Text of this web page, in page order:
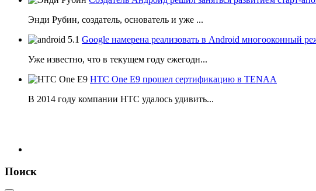
Энди Рубин, создатель, основатель и уже ...
Google намерена реализовать в Android многооконный
Уже известно, что в текущем году ежегодн...
HTC One E9 прошел сертификацию в TENAA
В 2014 году компании НТС удалось удивить...
Поиск